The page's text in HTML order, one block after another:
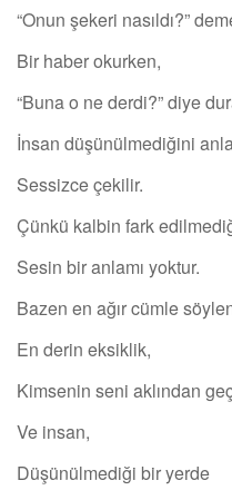
“Onun şekeri nasıldı?”
Bir haber okurken,
“Buna o ne derdi?” diye
İnsan düşünülmediğini
Sessizce çekilir.
Çünkü kalbin fark
Sesin bir anlamı yoktur.
Bazen en ağır cümle
En derin eksiklik,
Kimsenin seni aklından
Ve insan,
Düşünülmediği bir yerde